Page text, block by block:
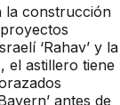
la construcción
‘Rahav’ y la
el astillero tiene
antes de